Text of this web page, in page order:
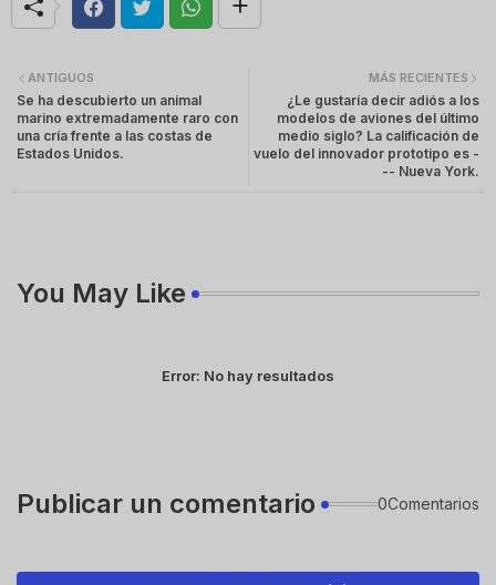
MÁS RECIENTES
¿Le gustaría decir adiós a los
modelos de aviones del último
medio siglo? La calificación de
vuelo del innovador prototipo es -
-- Nueva York.
ANTIGUOS
Se ha descubierto un animal
marino extremadamente raro con
una cría frente a las costas de
Estados Unidos.
You May Like
Error: No hay resultados
Publicar un comentario 0Comentarios